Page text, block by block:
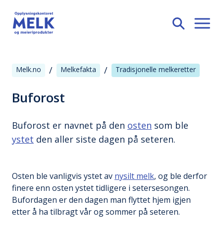
Melk.no / Melkefakta / Tradisjonelle melkeretter
Buforost
Buforost er navnet på den osten som ble
ystet den aller siste dagen på seteren.
Osten ble vanligvis ystet av nysilt melk, og ble derfor
finere enn osten ystet tidligere i setersesongen.
Bufordagen er den dagen man flyttet hjem igjen
etter å ha tilbragt vår og sommer på seteren.